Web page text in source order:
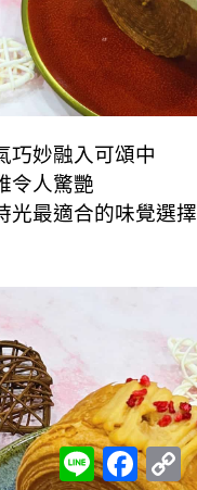
巧妙融入可頌中
令人驚艷
光最適合的味覺選擇
L
i
F
a
C
o